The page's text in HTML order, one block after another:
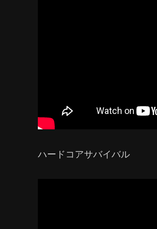
ハードコアサバイバル